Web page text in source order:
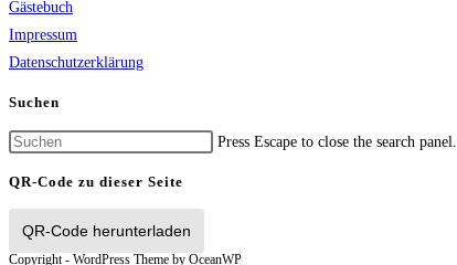
Gästebuch
Impressum
Datenschutzerklärung
Suchen
Press Escape to close the search panel.
QR-Code zu dieser Seite
QR-Code herunterladen
Copyright - WordPress Theme by OceanWP